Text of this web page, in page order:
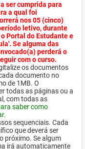
ser cumprida para
a qual foi
nos 05 (cinco)
letivo, durante
Portal do Estudante e
Se alguma das
perderá o
com o curso.
os documentos
documento no
de 1MB. O
todas as páginas ou a
com todas as
saber como
sequenciais. Cada
que deverá ser
próximo. Se algum
irá automaticamente